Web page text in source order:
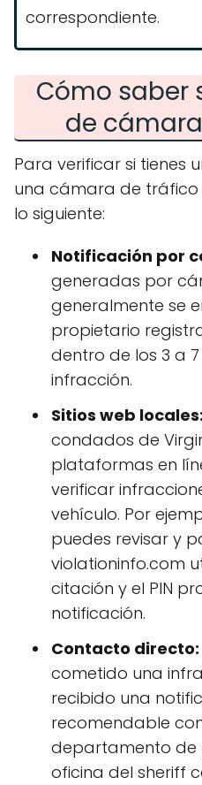
correspondiente.
Cómo saber
de
Para verificar si tienes
una cámara de tráfico
lo siguiente:
Notificación por
generadas por
generalmente se
propietario
dentro de los 3 a
infracción.
Sitios web locales:
condados de
plataformas en
verificar
vehículo. Por
puedes revisar y
violationinfo.com
citación y el PIN
notificación.
Contacto directo:
cometido una
recibido una
recomendable
departamento de
oficina del sheriff